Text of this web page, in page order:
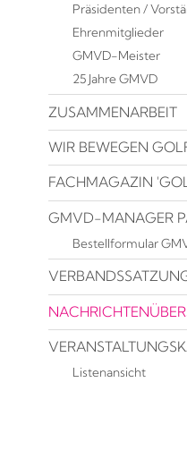
Präsidenten /
Ehrenmitglieder
GMVD-Meister
25 Jahre GMVD
ZUSAMMENARBEIT
WIR BEWEGEN
FACHMAGAZIN
GMVD-MANAGER
Bestellformular
Listenansicht